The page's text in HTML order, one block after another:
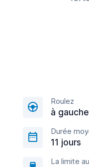
Roulez
à gauche
Durée
11 jours
La limite